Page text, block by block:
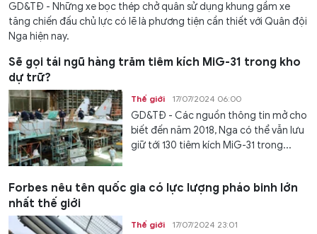
GD&TĐ - Những xe bọc thép chở quân sử dụng khung gầm xe
tăng chiến đấu chủ lực có lẽ là phương tiện cần thiết với Quân đội
Nga hiện nay.
Sẽ gọi tái ngũ hàng trăm tiêm kích MiG-31 trong kho
dự trữ?
Thế giới 17/07/2024 06:00
GD&TĐ - Các nguồn thông tin mở cho
biết đến năm 2018, Nga có thể vẫn lưu
giữ tới 130 tiêm kích MiG-31 trong...
Forbes nêu tên quốc gia có lực lượng pháo binh lớn
nhất thế giới
Thế giới 17/07/2024 23:01